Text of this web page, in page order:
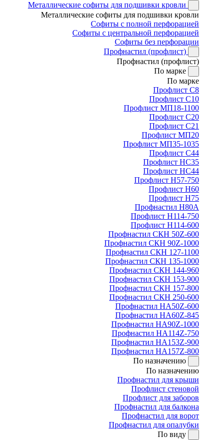
Металлические софиты для подшивки кровли
Металлические софиты для подшивки кровли
Софиты с полной перфорацией
Софиты с центральной перфорацией
Софиты без перфорации
Профнастил (профлист)
Профнастил (профлист)
По марке
По марке
Профлист С8
Профлист С10
Профлист МП18-1100
Профлист С20
Профлист С21
Профлист МП20
Профлист МП35-1035
Профлист С44
Профлист НС35
Профлист НС44
Профлист Н57-750
Профлист Н60
Профлист Н75
Профнастил Н80А
Профлист Н114-750
Профлист Н114-600
Профнастил СКН 50Z-600
Профнастил СКН 90Z-1000
Профнастил СКН 127-1100
Профнастил СКН 135-1000
Профнастил СКН 144-960
Профнастил СКН 153-900
Профнастил СКН 157-800
Профнастил СКН 250-600
Профнастил НА50Z-600
Профнастил НА60Z-845
Профнастил НА90Z-1000
Профнастил НА114Z-750
Профнастил НА153Z-900
Профнастил НА157Z-800
По назначению
По назначению
Профнастил для крыши
Профлист стеновой
Профлист для заборов
Профнастил для балкона
Профнастил для ворот
Профнастил для опалубки
По виду